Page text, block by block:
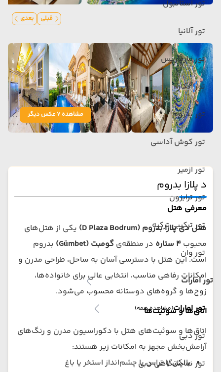
تور استانبول
تور آلانیا
تور مارماریس
تور آنکارا
تور بدروم
تور کوش آداسی
تور ازمیر
تور ترابزون
تور ترکیبی ترکیه
تور وان
تور امارات
تور امارات(مشاهده همه)
تور دبی
تور نمایشگاهی دبی
قبلی بعدی
مشاهده 7 عکس دیگر
د پلازا بدروم
معرفی هتل
هتل دی پلازا بدروم (D Plaza Bodrum)
یکی از هتل‌های
محبوب ۴ ستاره در منطقه‌ی گومبت (Gümbet)
بدروم
است. این هتل با دسترسی آسان به ساحل، طراحی مدرن و
امکانات رفاهی مناسب، انتخابی عالی برای خانواده‌ها،
زوج‌ها و گروه‌های دوستانه محسوب می‌شود.
اتاق‌ها و سوئیت‌ها
اتاق‌ها و سوئیت‌های هتل با دکوراسیون مدرن و رنگ‌های
آرامش‌بخش مجهز به امکانات زیر هستند:
بالکن یا تراس با چشم‌انداز استخر یا باغ